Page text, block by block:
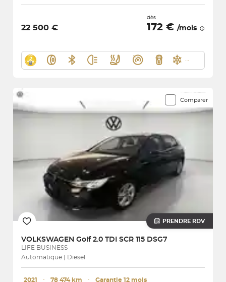
22 500 €
dès
172 € /mois
Comparer
PRENDRE RDV
VOLKSWAGEN Golf 2.0 TDI SCR 115 DSG7
LIFE BUSINESS
Automatique | Diesel
2021 ･ 78 474 km ･ Garantie 12 mois